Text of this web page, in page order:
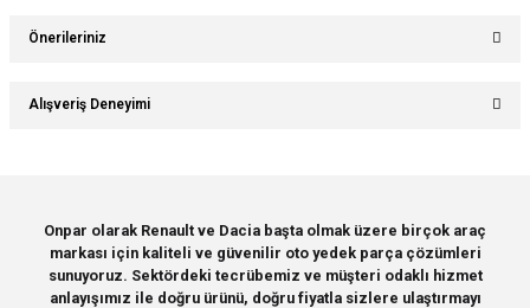
Önerileriniz
Bu ürünün fiyat bilgisi, resim, ürün açıklamalarında ve diğer konularda
yetersiz gördüğünüz noktaları öneri formunu kullanarak tarafımıza
Ürün resmi kalitesiz, bozuk veya görüntülenemiyor.
Ürün açıklamasında eksik bilgiler bulunuyor.
Ürün bilgilerinde hatalar bulunuyor.
Alışveriş Deneyimi
Deneyimini Paylaş
Onpar olarak Renault ve Dacia başta olmak üzere birçok araç
markası için kaliteli ve güvenilir oto yedek parça çözümleri
sunuyoruz. Sektördeki tecrübemiz ve müşteri odaklı hizmet
anlayışımız ile doğru ürünü, doğru fiyatla sizlere ulaştırmayı